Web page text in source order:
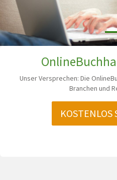
Unser Versprechen: Die
Branchen und
KOSTENLOS